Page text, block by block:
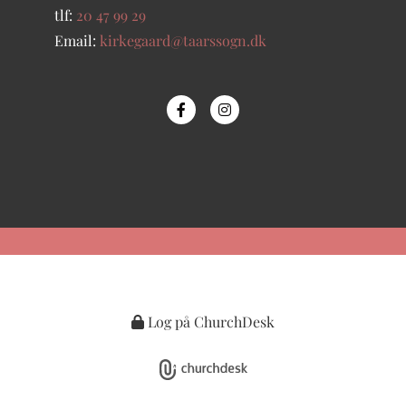
tlf: 20 47 99 29
Email: kirkegaard@taarssogn.dk
Log på ChurchDesk